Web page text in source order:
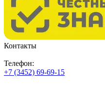
Контакты
Телефон:
+7 (3452) 69-69-15